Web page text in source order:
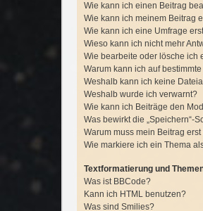
Wie kann ich einen Beitrag
Wie kann ich meinem Beitrag
Wie kann ich eine Umfrage
Wieso kann ich nicht mehr
Wie bearbeite oder lösche ich
Warum kann ich auf
Weshalb kann ich keine
Weshalb wurde ich verwarnt?
Wie kann ich Beiträge den
Was bewirkt die „Speichern“-
Warum muss mein Beitrag
Wie markiere ich ein Thema
Textformatierung und
Was ist BBCode?
Kann ich HTML benutzen?
Was sind Smilies?